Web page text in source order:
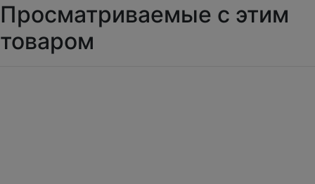
Просматриваемые с этим
товаром